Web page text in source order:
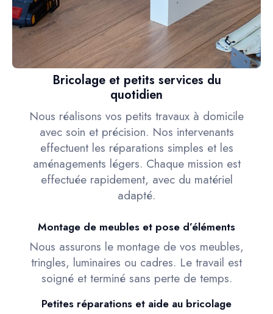
Bricolage et petits services du
quotidien
Nous réalisons vos petits travaux à domicile
avec soin et précision. Nos intervenants
effectuent les réparations simples et les
aménagements légers. Chaque mission est
effectuée rapidement, avec du matériel
adapté.
Montage de meubles et pose d’éléments
Nous assurons le montage de vos meubles,
tringles, luminaires ou cadres. Le travail est
soigné et terminé sans perte de temps.
Petites réparations et aide au bricolage